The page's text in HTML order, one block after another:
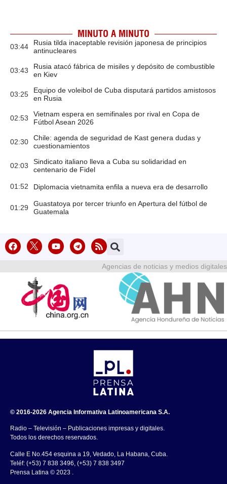
MINUTO A MINUTO
03:44
Rusia tilda inaceptable revisión japonesa de principios
antinucleares
03:43
Rusia atacó fábrica de misiles y depósito de combustible
en Kiev
03:25
Equipo de voleibol de Cuba disputará partidos amistosos
en Rusia
02:53
Vietnam espera en semifinales por rival en Copa de
Fútbol Asean 2026
02:30
Chile: agenda de seguridad de Kast genera dudas y
cuestionamientos
02:03
Sindicato italiano lleva a Cuba su solidaridad en
centenario de Fidel
01:52 Diplomacia vietnamita enfila a nueva era de desarrollo
01:29
Guastatoya por tercer triunfo en Apertura del fútbol de
Guatemala
Agencias de noticias y medios digitales
© 2016-2026 Agencia Informativa Latinoamericana S.A.
Radio – Televisión – Publicaciones impresas y digitales.
Todos los derechos reservados.
Calle E No.454 esquina a 19, Vedado, La Habana, Cuba.
Teléf: (+53) 7 838 3496, (+53) 7 838 3497
Prensa Latina © 2023 .